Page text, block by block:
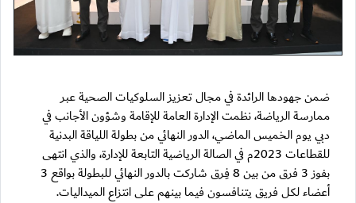
ضمن جهودها الرائدة في مجال تعزيز السلوكيات الصحية عبر
ممارسة الرياضة، نظمت الإدارة العامة للإقامة وشؤون الأجانب في
دبي يوم الخميس الماضي، الدور النهائي من بطولة اللياقة البدنية
للقطاعات 2023م في الصالة الرياضية التابعة للإدارة، والذي انتهى
بفوز 3 فرق من بين 8 فِرق شاركت بالدور النهائي للبطولة بواقع 3
أعضاء لكل فريق يتنافسون فيما بينهم على انتزاع الميداليات.